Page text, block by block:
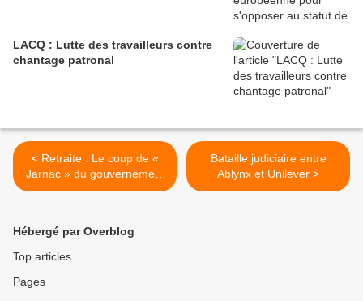
LACQ : Lutte des travailleurs contre
chantage patronal
< Retraite : Le coup de «
Jarnac » du gouvernement
!
Bataille judiciaire entre
Ablynx et Unilever >
Hébergé par Overblog
Top articles
Pages